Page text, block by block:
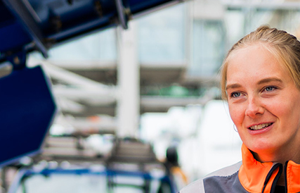
Center der HPA
aller Verkehrsmeldungen im Hafen am